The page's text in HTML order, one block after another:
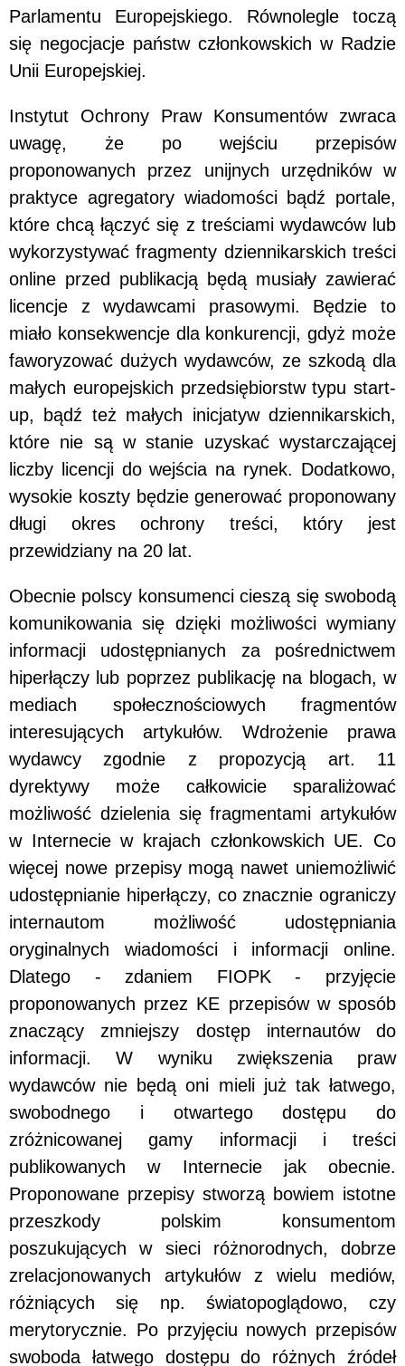
Parlamentu Europejskiego. Równolegle toczą
się negocjacje państw członkowskich w Radzie
Unii Europejskiej.
Instytut Ochrony Praw Konsumentów zwraca
uwagę, że po wejściu przepisów
proponowanych przez unijnych urzędników w
praktyce agregatory wiadomości bądź portale,
które chcą łączyć się z treściami wydawców lub
wykorzystywać fragmenty dziennikarskich treści
online przed publikacją będą musiały zawierać
licencje z wydawcami prasowymi. Będzie to
miało konsekwencje dla konkurencji, gdyż może
faworyzować dużych wydawców, ze szkodą dla
małych europejskich przedsiębiorstw typu start-
up, bądź też małych inicjatyw dziennikarskich,
które nie są w stanie uzyskać wystarczającej
liczby licencji do wejścia na rynek. Dodatkowo,
wysokie koszty będzie generować proponowany
długi okres ochrony treści, który jest
przewidziany na 20 lat.
Obecnie polscy konsumenci cieszą się swobodą
komunikowania się dzięki możliwości wymiany
informacji udostępnianych za pośrednictwem
hiperłączy lub poprzez publikację na blogach, w
mediach społecznościowych fragmentów
interesujących artykułów. Wdrożenie prawa
wydawcy zgodnie z propozycją art. 11
dyrektywy może całkowicie sparaliżować
możliwość dzielenia się fragmentami artykułów
w Internecie w krajach członkowskich UE. Co
więcej nowe przepisy mogą nawet uniemożliwić
udostępnianie hiperłączy, co znacznie ograniczy
internautom możliwość udostępniania
oryginalnych wiadomości i informacji online.
Dlatego - zdaniem FIOPK - przyjęcie
proponowanych przez KE przepisów w sposób
znaczący zmniejszy dostęp internautów do
informacji. W wyniku zwiększenia praw
wydawców nie będą oni mieli już tak łatwego,
swobodnego i otwartego dostępu do
zróżnicowanej gamy informacji i treści
publikowanych w Internecie jak obecnie.
Proponowane przepisy stworzą bowiem istotne
przeszkody polskim konsumentom
poszukujących w sieci różnorodnych, dobrze
zrelacjonowanych artykułów z wielu mediów,
różniących się np. światopoglądowo, czy
merytorycznie. Po przyjęciu nowych przepisów
swoboda łatwego dostępu do różnych źródeł